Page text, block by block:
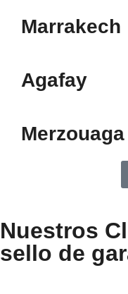
Marrakech
Agafay
Merzouaga
Nuestros
sello de